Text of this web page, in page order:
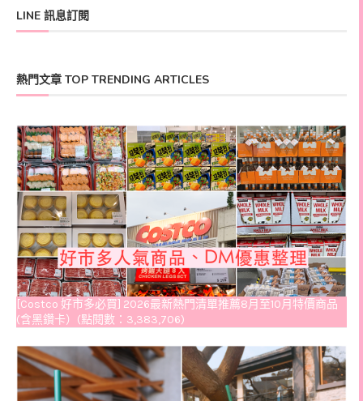
LINE 訊息訂閱
熱門文章 TOP TRENDING ARTICLES
[Costco 好市多必買] 2026最新熱門清單推薦8月至10月特價商品
(含黑鑽卡）(點閱數：3,383,706)